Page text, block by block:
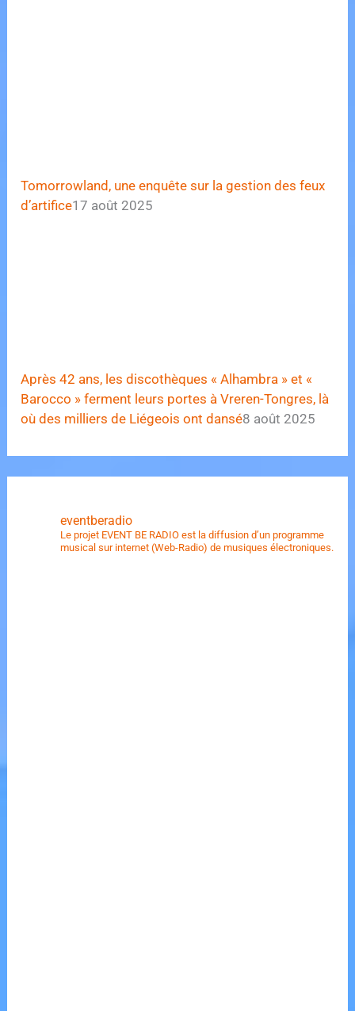
Tomorrowland, une enquête sur la gestion des feux
d’artifice17 août 2025
Après 42 ans, les discothèques « Alhambra » et «
Barocco » ferment leurs portes à Vreren-Tongres, là
où des milliers de Liégeois ont dansé8 août 2025
eventberadio
Le projet EVENT BE RADIO est la diffusion d’un programme
musical sur internet (Web-Radio) de musiques électroniques.